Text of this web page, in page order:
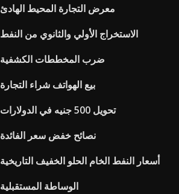
معرض التجارة المحيط الهادئ
الاستخراج الأولي والثانوي من النفط
ضرب المخططات الكشفية
بيع الهواتف شراء التجارة
تحويل 500 جنيه في الدولارات
نصائح خفض سعر الفائدة
أسعار النفط الخام الحلو الخفيف التاريخية
الوساطة المستقبلية